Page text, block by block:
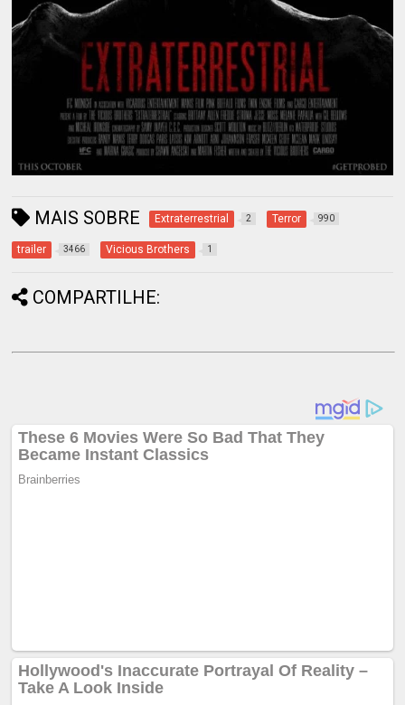
MAIS SOBRE Extraterrestrial 2 Terror 990
trailer 3466 Vicious Brothers 1
COMPARTILHE: